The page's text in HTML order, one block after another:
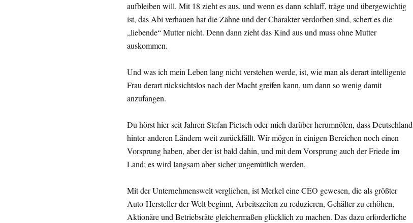
aufbleiben will. Mit 18 zieht es aus, und wenn es dann schlaff, träge und übergewichtig
ist, das Abi verhauen hat die Zähne und der Charakter verdorben sind, schert es die
„liebende“ Mutter nicht. Denn dann zieht das Kind aus und muss ohne Mutter
auskommen.
Und was ich mein Leben lang nicht verstehen werde, ist, wie man als derart intelligente
Frau derart rücksichtslos nach der Macht greifen kann, um dann so wenig damit
anzufangen.
Du hörst hier seit Jahren Stefan Pietsch oder mich darüber herumnölen, dass Deutschland
hinter anderen Ländern weit zurückfällt. Wir mögen in einigen Bereichen noch einen
Vorsprung haben, aber der ist bald dahin, und mit dem Vorsprung auch der Friede im
Land; es wird langsam aber sicher ungemütlich werden.
Mit der Unternehmenswelt verglichen, ist Merkel eine CEO gewesen, die als größter
Auto-Hersteller der Welt beginnt, Arbeitszeiten zu reduzieren, Gehälter zu erhöhen,
Aktionäre und Betriebsräte gleichermaßen glücklich zu machen. Das dazu erforderliche